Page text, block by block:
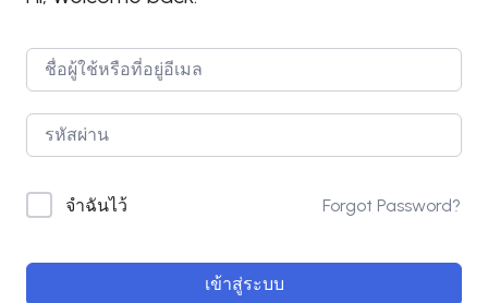
จำฉันไว้ Forgot Password?
เข้าสู่ระบบ